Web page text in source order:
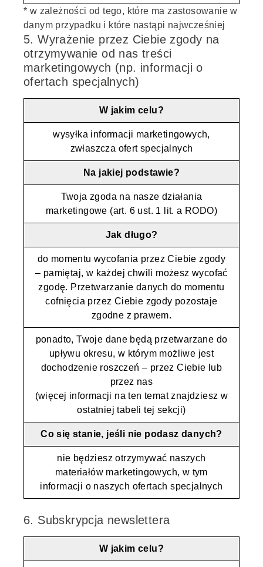
* w zależności od tego, które ma zastosowanie w
danym przypadku i które nastąpi najwcześniej
5. Wyrażenie przez Ciebie zgody na
otrzymywanie od nas treści
marketingowych (np. informacji o
ofertach specjalnych)
W jakim celu?
wysyłka informacji marketingowych,
zwłaszcza ofert specjalnych
Na jakiej podstawie?
Twoja zgoda na nasze działania
marketingowe (art. 6 ust. 1 lit. a RODO)
Jak długo?
do momentu wycofania przez Ciebie zgody
– pamiętaj, w każdej chwili możesz wycofać
zgodę. Przetwarzanie danych do momentu
cofnięcia przez Ciebie zgody pozostaje
zgodne z prawem.
ponadto, Twoje dane będą przetwarzane do
upływu okresu, w którym możliwe jest
dochodzenie roszczeń – przez Ciebie lub
przez nas
(więcej informacji na ten temat znajdziesz w
ostatniej tabeli tej sekcji)
Co się stanie, jeśli nie podasz danych?
nie będziesz otrzymywać naszych
materiałów marketingowych, w tym
informacji o naszych ofertach specjalnych
6. Subskrypcja newslettera
W jakim celu?